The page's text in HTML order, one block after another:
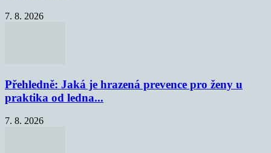
7. 8. 2026
Přehledně: Jaká je hrazená prevence pro ženy u
praktika od ledna...
7. 8. 2026